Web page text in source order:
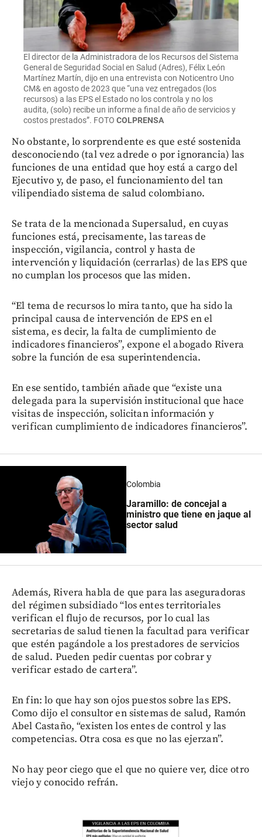
El director de la Administradora de los Recursos del Sistema
General de Seguridad Social en Salud (Adres), Félix León
Martínez Martín, dijo en una entrevista con Noticentro Uno
CM& en agosto de 2023 que “una vez entregados (los
recursos) a las EPS el Estado no los controla y no los
audita, (solo) recibe un informe a final de año de servicios y
costos prestados”. FOTO COLPRENSA
No obstante, lo sorprendente es que esté sostenida
desconociendo (tal vez adrede o por ignorancia) las
funciones de una entidad que hoy está a cargo del
Ejecutivo y, de paso, el funcionamiento del tan
vilipendiado sistema de salud colombiano.
Se trata de la mencionada Supersalud, en cuyas
funciones está, precisamente, las tareas de
inspección, vigilancia, control y hasta de
intervención y liquidación (cerrarlas) de las EPS que
no cumplan los procesos que las miden.
“El tema de recursos lo mira tanto, que ha sido la
principal causa de intervención de EPS en el
sistema, es decir, la falta de cumplimiento de
indicadores financieros”, expone el abogado Rivera
sobre la función de esa superintendencia.
En ese sentido, también añade que “existe una
delegada para la supervisión institucional que hace
visitas de inspección, solicitan información y
verifican cumplimiento de indicadores financieros”.
Colombia
Jaramillo: de concejal a
ministro que tiene en jaque al
sector salud
Además, Rivera habla de que para las aseguradoras
del régimen subsidiado “los entes territoriales
verifican el flujo de recursos, por lo cual las
secretarias de salud tienen la facultad para verificar
que estén pagándole a los prestadores de servicios
de salud. Pueden pedir cuentas por cobrar y
verificar estado de cartera”.
En fin: lo que hay son ojos puestos sobre las EPS.
Como dijo el consultor en sistemas de salud, Ramón
Abel Castaño, “existen los entes de control y las
competencias. Otra cosa es que no las ejerzan”.
No hay peor ciego que el que no quiere ver, dice otro
viejo y conocido refrán.